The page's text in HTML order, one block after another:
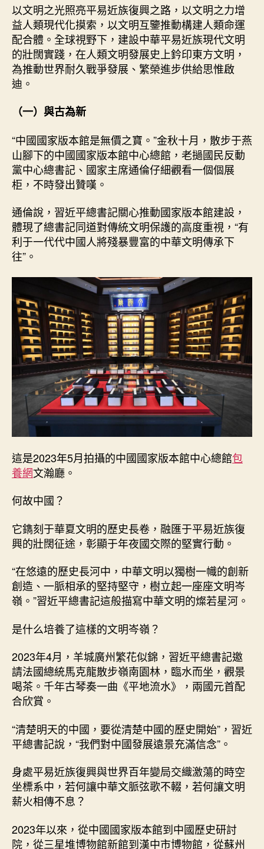
世
界
啟
查
包
養
網〉
中
以文明之光照亮平易近族復興之路，以文明之力增
益人類現代化摸索，以文明互鑒推動構建人類命運
配合體。全球視野下，建設中華平易近族現代文明
的壯闊實踐，在人類文明發展史上鈐印東方文明，
為推動世界耐久戰爭發展、繁榮進步供給思惟啟
迪。
（一）與古為新
“中國國家版本館是無價之寶。”金秋十月，散步于燕
山腳下的中國國家版本館中心總館，老撾國民反動
黨中心總書記、國家主席通倫仔細觀看一個個展
柜，不時發出贊嘆。
通倫說，習近平總書記關心推動國家版本館建設，
體現了總書記同道對傳統文明保護的高度重視，“有
利于一代代中國人將殘暴豐富的中華文明傳承下
往”。
這是2023年5月拍攝的中國國家版本館中心總館包
養網文瀚廳。
何故中國？
它鐫刻于華夏文明的歷史長卷，融匯于平易近族復
興的壯闊征途，彰顯于年夜國交際的堅實行動。
“在悠遠的歷史長河中，中華文明以獨樹一幟的創新
創造、一脈相承的堅持堅守，樹立起一座座文明岑
嶺。”習近平總書記這般描寫中華文明的燦若星河。
是什么培養了這樣的文明岑嶺？
2023年4月，羊城廣州繁花似錦，習近平總書記邀
請法國總統馬克龍散步嶺南園林，臨水而坐，觀景
喝茶。千年古琴奏一曲《平地流水》，兩國元首配
合欣賞。
“清楚明天的中國，要從清楚中國的歷史開始”，習近
平總書記說，“我們對中國發展遠景充滿信念”。
身處平易近族復興與世界百年變局交織激蕩的時空
坐標系中，若何讓中華文脈弦歌不輟，若何讓文明
薪火相傳不息？
2023年以來，從中國國家版本館到中國歷史研討
院，從三星堆博物館新館到漢中市博物館，從蘇州